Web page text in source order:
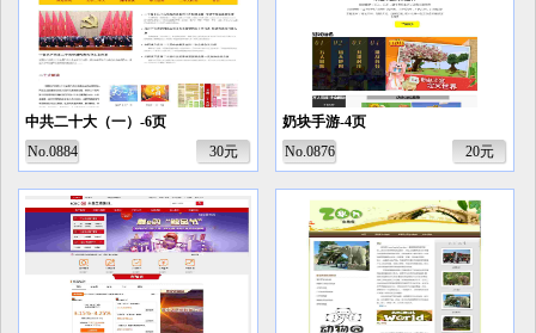
中共二十大（一）-6页
No.0884
30元
奶块手游-4页
No.0876
20元